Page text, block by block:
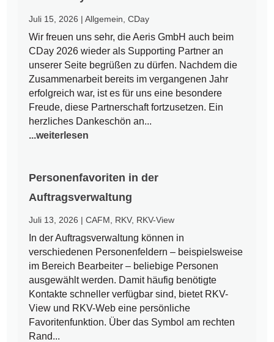
Juli 15, 2026 |Allgemein ,CDay
Wir freuen uns sehr, die Aeris GmbH auch beim
CDay 2026 wieder als Supporting Partner an
unserer Seite begrüßen zu dürfen. Nachdem die
Zusammenarbeit bereits im vergangenen Jahr
erfolgreich war, ist es für uns eine besondere
Freude, diese Partnerschaft fortzusetzen. Ein
herzliches Dankeschön an...
...weiterlesen
Personenfavoriten in der
Auftragsverwaltung
Juli 13, 2026 |CAFM RKV, RKV-View
In der Auftragsverwaltung können in
verschiedenen Personenfeldern – beispielsweise
im Bereich Bearbeiter – beliebige Personen
ausgewählt werden. Damit häufig benötigte
Kontakte schneller verfügbar sind, bietet RKV-
View und RKV-Web eine persönliche
Favoritenfunktion. Über das Symbol am rechten
Rand...